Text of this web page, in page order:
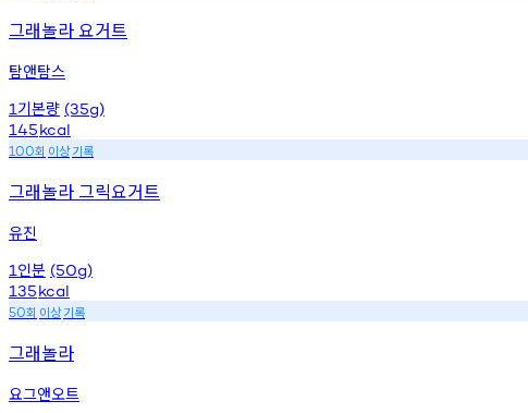
그래놀라 요거트
탐앤탐스
1 기본량 (35g)
145kcal
100회 이상기록
그래놀라 그릭요거트
유진
1 인분 (50g)
135kcal
50회 이상기록
그래놀라
요그앤오트